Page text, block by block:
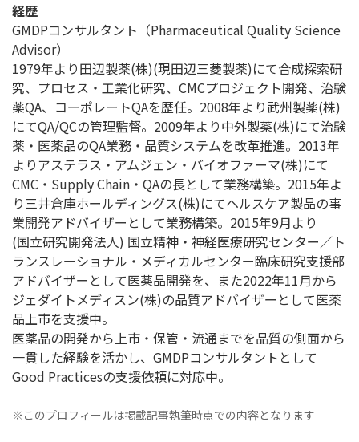
経歴
GMDPコンサルタント（Pharmaceutical Quality Science
Advisor）
1979年より田辺製薬(株)(現田辺三菱製薬)にて合成探索研
究、プロセス・工業化研究、CMCプロジェクト開発、治験
薬QA、コーポレートQAを歴任。2008年より武州製薬(株)
にてQA/QCの管理監督。2009年より中外製薬(株)にて治験
薬・医薬品のQA業務・品質システムを改革推進。2013年
よりアステラス・アムジェン・バイオファーマ(株)にて
CMC・Supply Chain・QAの長として業務構築。2015年よ
り三井倉庫ホールディングス(株)にてヘルスケア製品の事
業開発アドバイザーとして業務構築。2015年9月より
(国立研究開発法人) 国立精神・神経医療研究センター／ト
ランスレーショナル・メディカルセンター臨床研究支援部
アドバイザーとして医薬品開発を、また2022年11月から
ジェダイトメディスン(株)の品質アドバイザーとして医薬
品上市を支援中。
医薬品の開発から上市・保管・流通までを品質の側面から
一貫した経験を活かし、GMDPコンサルタントとして
Good Practicesの支援依頼に対応中。
※このプロフィールは掲載記事執筆時点での内容となります